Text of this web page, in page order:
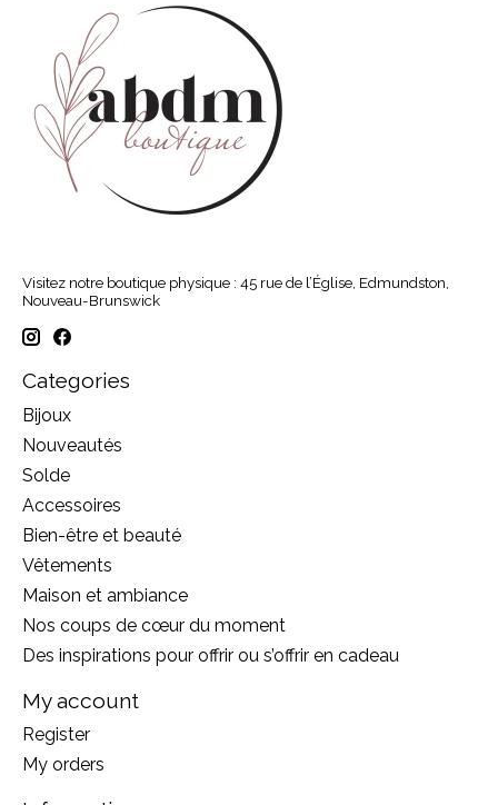
Visitez notre boutique physique : 45 rue de l’Église, Edmundston,
Nouveau-Brunswick
Categories
Bijoux
Nouveautés
Solde
Accessoires
Bien-être et beauté
Vêtements
Maison et ambiance
Nos coups de cœur du moment
Des inspirations pour offrir ou s’offrir en cadeau
My account
Register
My orders